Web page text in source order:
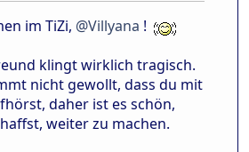
im TiZi, @Villyana !
klingt wirklich tragisch.
nicht gewollt, dass du mit
daher ist es schön,
weiter zu machen.